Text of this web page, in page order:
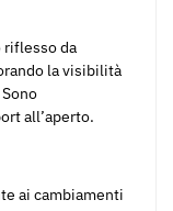
la visibilità
all’aperto.